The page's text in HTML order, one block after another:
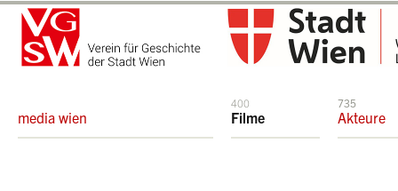
media wien
400
Filme
735
Akteure